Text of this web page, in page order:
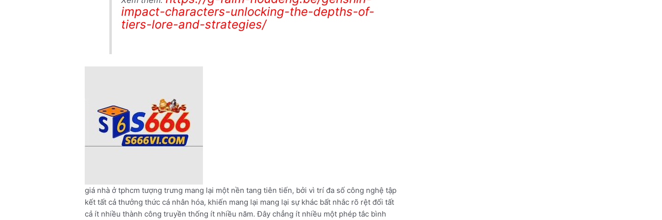
impact-characters-unlocking-the-depths-of-
tiers-lore-and-strategies/
giá nhà ở tphcm tượng trưng mang lại một nền tang tiên tiến, bởi vì trí đa số công nghệ tập
kết tất cả thưởng thức cá nhân hóa, khiến mang lại mang lại sự khác bất nhắc rõ rệt đối tất
cả ít nhiều thành công truyền thống ít nhiều năm. Đây chẳng ít nhiều một phép tắc bình